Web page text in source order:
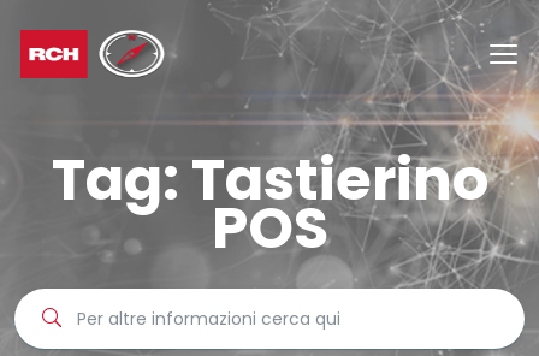
Tag:Tastierino
POS